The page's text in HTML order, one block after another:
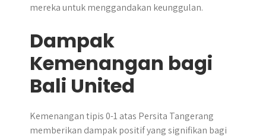
mereka untuk menggandakan keunggulan.
Dampak
Kemenangan bagi
Bali United
Kemenangan tipis 0-1 atas Persita Tangerang
memberikan dampak positif yang signifikan bagi